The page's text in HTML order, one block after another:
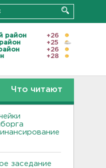
район
+26
+25
+26
+28
Что читают
заседание